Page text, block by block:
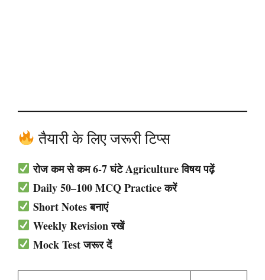
तैयारी के लिए जरूरी टिप्स
रोज कम से कम 6-7 घंटे Agriculture विषय पढ़ें
Daily 50–100 MCQ Practice करें
Short Notes बनाएं
Weekly Revision रखें
Mock Test जरूर दें